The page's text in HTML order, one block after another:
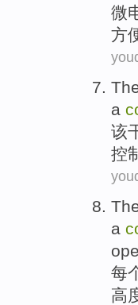
微
方
a
该
控
a
每
高